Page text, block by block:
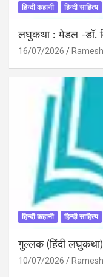
हिन्दी कहानी हिन्दी साहित्य
लघुकथा : मेडल -डॉ.
16/07/2026
हिन्दी कहानी हिन्दी साहित्य
गुल्लक (हिंदी लघुकथा)
10/07/2026